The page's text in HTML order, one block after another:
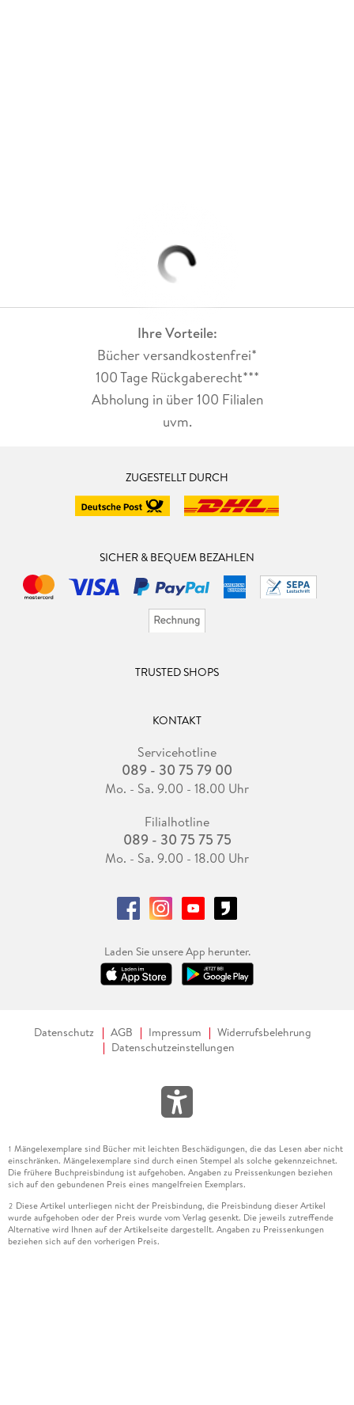
Ihre Vorteile:
Bücher versandkostenfrei*
100 Tage Rückgaberecht***
Abholung in über 100 Filialen
uvm.
ZUGESTELLT DURCH
SICHER & BEQUEM BEZAHLEN
TRUSTED SHOPS
KONTAKT
Servicehotline
089 - 30 75 79 00
Mo. - Sa. 9.00 - 18.00 Uhr
Filialhotline
089 - 30 75 75 75
Mo. - Sa. 9.00 - 18.00 Uhr
Laden Sie unsere App herunter.
Datenschutz AGB Impressum
Widerrufsbelehrung
Datenschutzeinstellungen
1 Mängelexemplare sind Bücher mit leichten Beschädigungen, die das Lesen aber nicht
einschränken. Mängelexemplare sind durch einen Stempel als solche gekennzeichnet.
Die frühere Buchpreisbindung ist aufgehoben. Angaben zu Preissenkungen beziehen
sich auf den gebundenen Preis eines mangelfreien Exemplars.
2 Diese Artikel unterliegen nicht der Preisbindung, die Preisbindung dieser Artikel
wurde aufgehoben oder der Preis wurde vom Verlag gesenkt. Die jeweils zutreffende
Alternative wird Ihnen auf der Artikelseite dargestellt. Angaben zu Preissenkungen
beziehen sich auf den vorherigen Preis.